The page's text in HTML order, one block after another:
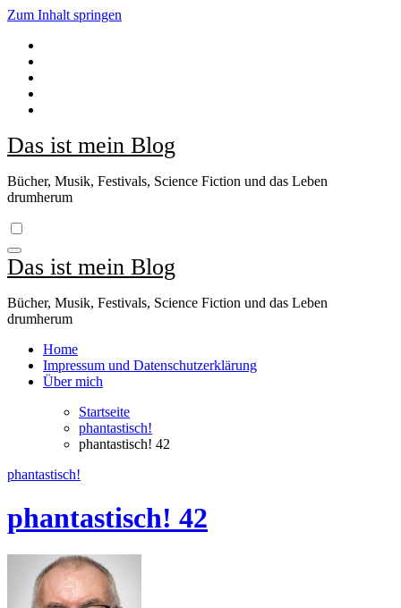
Zum Inhalt springen
Das ist mein Blog
Bücher, Musik, Festivals, Science Fiction und das Leben
drumherum
Das ist mein Blog
Bücher, Musik, Festivals, Science Fiction und das Leben
drumherum
Home
Impressum und Datenschutzerklärung
Über mich
Startseite
phantastisch!
phantastisch! 42
phantastisch!
phantastisch! 42